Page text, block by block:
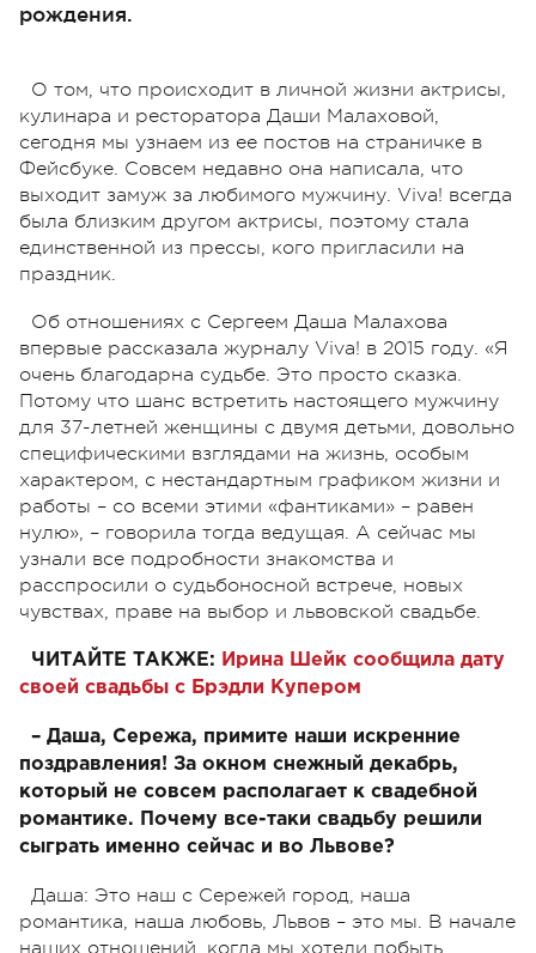
рождения.
О том, что происходит в личной жизни актрисы,
кулинара и ресторатора Даши Малаховой,
сегодня мы узнаем из ее постов на страничке в
Фейсбуке. Совсем недавно она написала, что
выходит замуж за любимого мужчину. Viva! всегда
была близким другом актрисы, поэтому стала
единственной из прессы, кого пригласили на
праздник.
Об отношениях с Сергеем Даша Малахова
впервые рассказала журналу Viva! в 2015 году. «Я
очень благодарна судьбе. Это просто сказка.
Потому что шанс встретить настоящего мужчину
для 37-летней женщины с двумя детьми, довольно
специфическими взглядами на жизнь, особым
характером, с нестандартным графиком жизни и
работы – со всеми этими «фантиками» – равен
нулю», – говорила тогда ведущая. А сейчас мы
узнали все подробности знакомства и
расспросили о судьбоносной встрече, новых
чувствах, праве на выбор и львовской свадьбе.
ЧИТАЙТЕ ТАКЖЕ: Ирина Шейк сообщила дату
своей свадьбы с Брэдли Купером
– Даша, Сережа, примите наши искренние
поздравления! За окном снежный декабрь,
который не совсем располагает к свадебной
романтике. Почему все-таки свадьбу решили
сыграть именно сейчас и во Львове?
Даша: Это наш с Сережей город, наша
романтика, наша любовь, Львов – это мы. В начале
наших отношений, когда мы хотели побыть